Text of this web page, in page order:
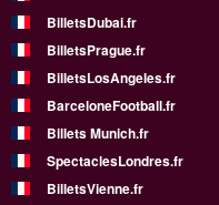
BilletsDubai.fr
BilletsPrague.fr
BilletsLosAngeles.fr
BarceloneFootball.fr
Billets Munich.fr
SpectaclesLondres.fr
BilletsVienne.fr